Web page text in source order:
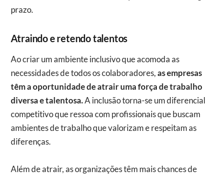
prazo.
Atraindo e retendo talentos
Ao criar um ambiente inclusivo que acomoda as
necessidades de todos os colaboradores,as empresas
têm a oportunidade de atrair uma força de trabalho
diversa e talentosa.A inclusão torna-se um diferencial
competitivo que ressoa com profissionais que buscam
ambientes de trabalho que valorizam e respeitam as
diferenças.
Além de atrair, as organizações têm mais chances de